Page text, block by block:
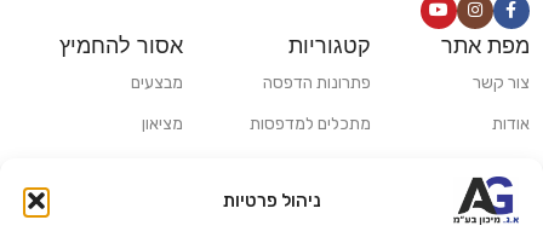
ניהול פרטיות
מפת אתר
צור קשר
אודות
משלוחים ואיסוף עצמי
קטגוריות
פתרונות הדפסה
מתכלים למדפסות
פתרונות סריקה
אסור להחמיץ
מבצעים
מציאון